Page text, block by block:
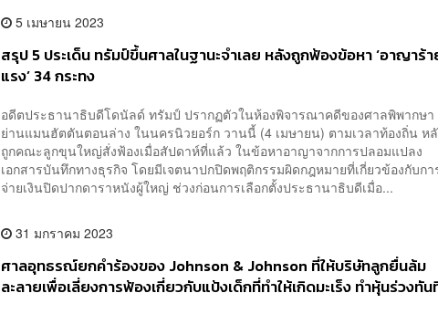
5 เมษายน 2023
สรุป 5 ประเด็น ทรัมป์ขึ้นศาลในฐานะจำเลย หลังถูกฟ้องข้อหา ‘อาญาร้
แรง’ 34 กระทง
อดีตประธานาธิบดีโดนัลด์ ทรัมป์ ปรากฏตัวในห้องพิจารณาคดีของศาลพิพากษา
ย่านแมนฮัตตันตอนล่าง ในนครนิวยอร์ก วานนี้ (4 เมษายน) ตามเวลาท้องถิ่น ห
ถูกคณะลูกขุนใหญ่สั่งฟ้องเมื่อสัปดาห์ที่แล้ว ในข้อหาอาญาจากการปลอมแปลง
เอกสารบันทึกทางธุรกิจ โดยมีเจตนาปกปิดพฤติกรรมผิดกฎหมายที่เกี่ยวข้องกับกา
จ่ายเงินปิดปากดาราหนังผู้ใหญ่ ช่วงก่อนการเลือกตั้งประธานาธิบดีเมื่อ...
31 มกราคม 2023
ศาลอุทธรณ์ยกคำร้องของ Johnson & Johnson ที่ให้บริษัทลูกยื่นล้ม
ละลายเพื่อเลี่ยงการฟ้องเกี่ยวกับแป้งเด็กที่ทำให้เกิดมะเร็ง ทำหุ้นร่วงทัน